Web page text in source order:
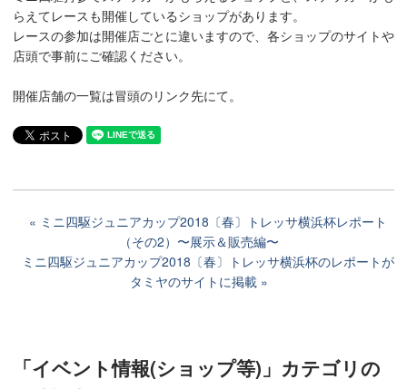
らえてレースも開催しているショップがあります。
レースの参加は開催店ごとに違いますので、各ショップのサイトや
店頭で事前にご確認ください。
開催店舗の一覧は冒頭のリンク先にて。
ミニ四駆ジュニアカップ2018〔春〕トレッサ横浜杯レポート
（その2）〜展示＆販売編〜
ミニ四駆ジュニアカップ2018〔春〕トレッサ横浜杯のレポートが
タミヤのサイトに掲載
「イベント情報(ショップ等)」カテゴリの